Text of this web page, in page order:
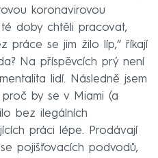
koronavirovou
doby chtěli pracovat,
práce se jim žilo líp,“ říkají
Na příspěvcích prý není
lidí. Následně jsem
proč by se v Miami (a
bez ilegálních
práci lépe. Prodávají
pojišťovacích podvodů,